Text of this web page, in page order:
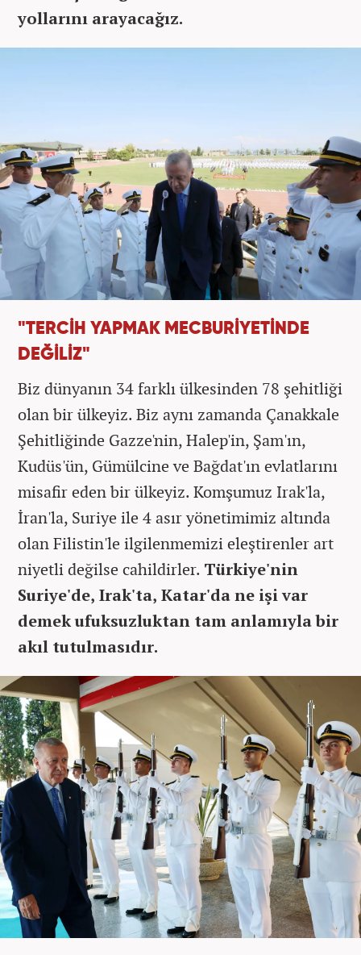
yollarını arayacağız.
"TERCİH YAPMAK MECBURİYETİNDE
DEĞİLİZ"
Biz dünyanın 34 farklı ülkesinden 78 şehitliği
olan bir ülkeyiz. Biz aynı zamanda Çanakkale
Şehitliğinde Gazze'nin, Halep'in, Şam'ın,
Kudüs'ün, Gümülcine ve Bağdat'ın evlatlarını
misafir eden bir ülkeyiz. Komşumuz Irak'la,
İran'la, Suriye ile 4 asır yönetimimiz altında
olan Filistin'le ilgilenmemizi eleştirenler art
niyetli değilse cahildirler. Türkiye'nin
Suriye'de, Irak'ta, Katar'da ne işi var
demek ufuksuzluktan tam anlamıyla bir
akıl tutulmasıdır.